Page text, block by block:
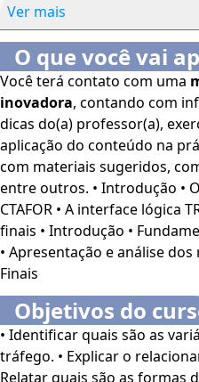
significativamente a
determinadas regiões. A
exerce grande impacto, já
planejadas ou
ampliam o tempo de
eficiência do transporte
Quando esse sistema é
pessoas tendem a utilizar o
sobrecarregando ainda mais
Neste curso online
fundamentais que explicam
emvias e rodovias
de serviço, programação
para melhoria de
familiares aos engenheiros
Além disso, aprenderemos
Ver mais
O que você vai
Você terá contato com uma
inovadora, contando com
dicas do(a) professor(a),
aplicação do conteúdo na
com materiais sugeridos,
entre outros. • Introdução • O banco de dados do sistema
CTAFOR • A interface lógica
finais • Introdução •
• Apresentação e análise
Finais
Objetivos do
• Identificar quais são as
tráfego. • Explicar o
Relatar quais são as formas